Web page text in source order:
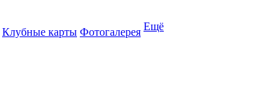
Клубные карты Фотогалерея Ещё